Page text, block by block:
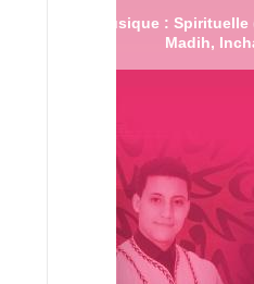
Musique : Spirituelle
Madih,